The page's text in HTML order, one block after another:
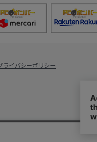
ライバシーポリシー